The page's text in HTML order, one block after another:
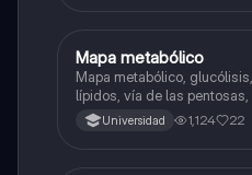
Biología
Mapa metabólico
Mapa metabólico,
lípidos, vía de las
Universidad 1,124 22